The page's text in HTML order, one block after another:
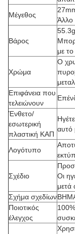
Μέγεθος
Άλλο
Βάρος
55.3g
με
Χρώμα
Ο
Επιφάνεια που
τελειώνουν
Ένθετο/
εσωτερική
πλαστική ΚΑΠ
αυτό
Λογότυπο
Σχέδιο
Οι
μετά
Σχήμα σχεδίων
Ποιοτικός
έλεγχος